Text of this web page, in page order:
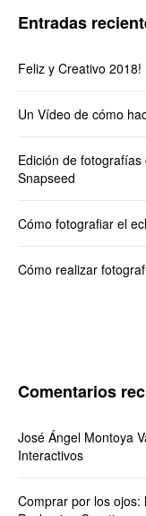
Entradas
Feliz y Creativo 2018!
Un Vídeo de cómo
Edición de
Snapseed
Cómo fotografiar el
Cómo realizar
Comentarios
José Ángel Montoya
Interactivos
Comprar por los ojos: